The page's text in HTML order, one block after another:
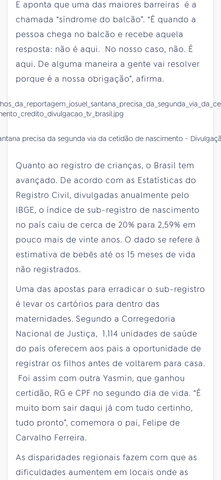
E aponta que uma das maiores barreiras é a
chamada “síndrome do balcão”. “É quando a
pessoa chega no balcão e recebe aquela
resposta: não é aqui. No nosso caso, não. É
aqui. De alguma maneira a gente vai resolver
porque é a nossa obrigação”, afirma.
precisa da segunda via da cetidão de nascimento -
Quanto ao registro de crianças, o Brasil tem
avançado. De acordo com as Estatísticas do
Registro Civil, divulgadas anualmente pelo
IBGE, o índice de sub-registro de nascimento
no país caiu de cerca de 20% para 2,59% em
pouco mais de vinte anos. O dado se refere à
estimativa de bebês até os 15 meses de vida
não registrados.
Uma das apostas para erradicar o sub-registro
é levar os cartórios para dentro das
maternidades. Segundo a Corregedoria
Nacional de Justiça, 1.114 unidades de saúde
do país oferecem aos pais a oportunidade de
registrar os filhos antes de voltarem para casa.
Foi assim com outra Yasmin, que ganhou
certidão, RG e CPF no segundo dia de vida. “É
muito bom sair daqui já com tudo certinho,
tudo pronto”, comemora o pai, Felipe de
Carvalho Ferreira.
As disparidades regionais fazem com que as
dificuldades aumentem em locais onde as